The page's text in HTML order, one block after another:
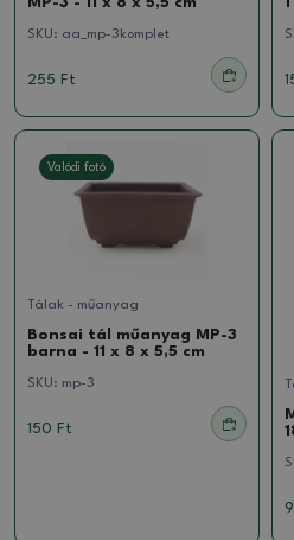
SKU: aa_mp-3komplet
255 Ft
Valódi fotó
Tálak - műanyag
Bonsai tál műanyag MP-3
barna - 11 x 8 x 5,5 cm
SKU: mp-3
150 Ft